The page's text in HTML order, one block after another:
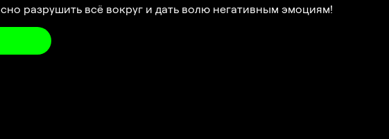
разрушить всё вокруг и дать волю негативным эмоциям!